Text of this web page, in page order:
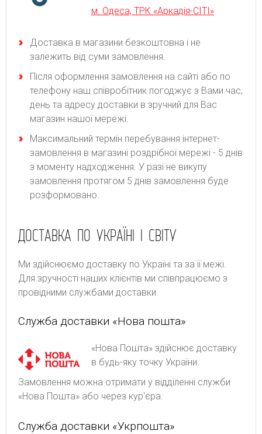
м. Одеса, ТРК «Аркадія-СІТІ»
Доставка в магазини безкоштовна і не
залежить від суми замовлення.
Після оформлення замовлення на сайті або по
телефону наш співробітник погоджує з Вами час,
день та адресу доставки в зручний для Вас
магазин нашої мережі.
Максимальний термін перебування інтернет-
замовлення в магазині роздрібної мережі - 5 днів
з моменту надходження. У разі не викупу
замовлення протягом 5 днів замовлення буде
розформовано.
ДОСТАВКА ПО УКРАЇНІ І СВІТУ
Ми здійснюємо доставку по Україні та за її межі.
Для зручності наших клієнтів ми співпрацюємо з
провідними службами доставки.
Служба доставки «Нова пошта»
«Нова Пошта» здійснює доставку
в будь-яку точку України.
Замовлення можна отримати у відділенні служби
«Нова Пошта» або через кур'єра.
Служба доставки «Укрпошта»